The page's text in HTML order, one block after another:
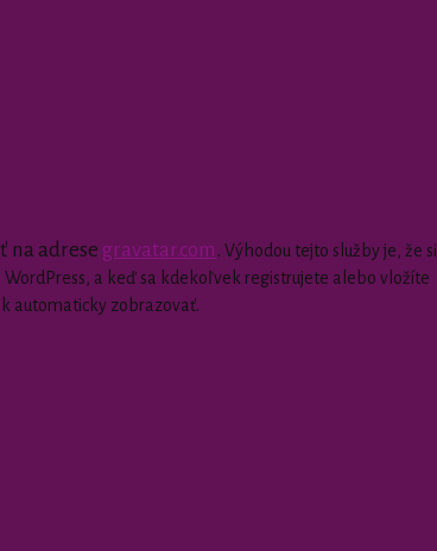
na adrese gravatar.com . Výhodou tejto služby je, že si
a keď sa kdekoľvek registrujete alebo vložíte
automaticky zobrazovať.